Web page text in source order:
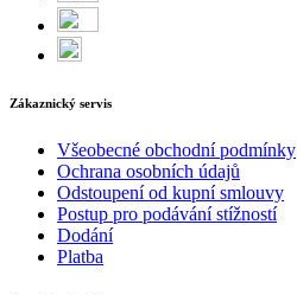
Zákaznický servis
Všeobecné obchodní podmínky
Ochrana osobních údajů
Odstoupení od kupní smlouvy
Postup pro podávání stížností
Dodání
Platba